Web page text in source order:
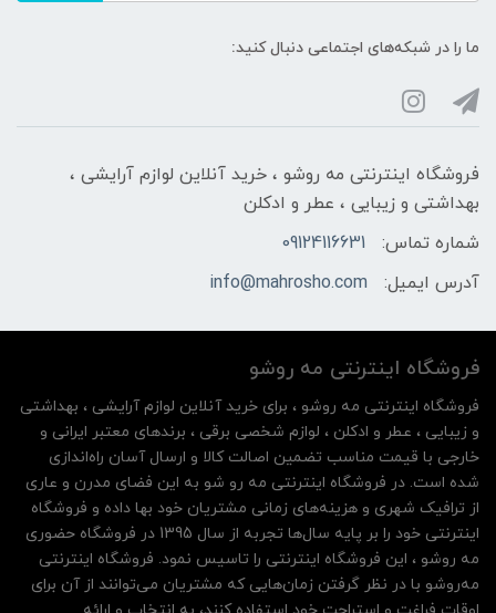
ما را در شبکه‌های اجتماعی دنبال کنید:
فروشگاه اینترنتی مه‌ رو‌شو ، خرید آنلاین لوازم آرایشی ،
بهداشتی و زیبایی ، عطر و ادکلن
شماره تماس:
09124116631
آدرس ایمیل:
info@mahrosho.com
فروشگاه اینترنتی مه‌ رو‌شو
فروشگاه اینترنتی مه‌ رو‌شو ، برای خرید آنلاین لوازم آرایشی ، بهداشتی
و زیبایی ، عطر و ادکلن ، لوازم شخصی برقی ، برندهای معتبر ایرانی و
خارجی با قیمت مناسب تضمین اصالت کالا و ارسال آسان راه‌اندازی
شده است. در فروشگاه اینترنتی مه رو شو به این فضای مدرن و عاری
از ترافیک شهری و هزینه‌های زمانی مشتریان خود بها داده و فروشگاه
اینترنتی خود را بر پایه سال‌ها تجربه از سال 1395 در فروشگاه حضوری
مه روشو ، این فروشگاه اینترنتی را تاسیس نمود. فروشگاه اینترنتی
مه‌رو‌شو با در نظر گرفتن زمان‌هایی که مشتریان می‌توانند از آن‌ برای